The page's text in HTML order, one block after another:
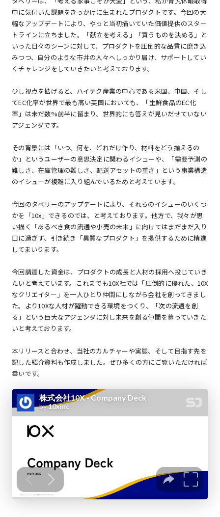
中に気付いた課題をきっかけに生まれたプロダクトです。今回の大
幅なアップデートにより、やっと当初描いていた価値提供のスター
トラインに立ちました。「献立を考える」「買うものを決める」と
いった日々のシーンに対して、プロダクトを圧倒的な品質に磨き込
みつつ、自分のような市井の人々へしっかり届け、サポートしてい
くチャレンジをしていきたいと考えております。
少し視点を拡げると、ハイテク産業の中心である米国、中国、そし
てEC化率が世界で最も高い英国においても、「生鮮食品のEC化
率」は未だ数%前半に留まり、世界的にも答えが見いだせていない
アジェンダです。
その背景には「いつ、何を、どれだけ作り、材料をどう揃えるの
か」というユーザーの意思決定に関わるイシューや、「需要予測の
難しさ、在庫管理の難しさ、配送アセットの重さ」という事業構造
のイシューが複雑に入り組んでいるためと考えています。
今回のタベリーのアップデートにより、それらのイシューのいくつ
かを「10x」できるのでは、と考えております。他方で、我々が思
い描く「あるべき食の流通や小売の未来」に向けてはまだまだ入り
口に過ぎず、引き続き「異質なプロダクト」を提供するために精進
してまいります。
今回調達した資金は、プロダクトの成長と人材の採用へ投じていき
たいと考えています。これまでも10X社では「圧倒的に優れた、10X
なクリエイター」を一人ひとり仲間にしながら会社を創ってきまし
た。より10Xな人材が躍動できる環境をつくり、「次の流通を創
る」という巨大なアジェンダに対し未来を創る仲間を募っていきた
いと考えております。
本リリースと合わせ、当社のカルチャーや実態、そして目指す先を
記した紹介資料も作成しました。ぜひ多くの方にご覧いただければ
幸いです。